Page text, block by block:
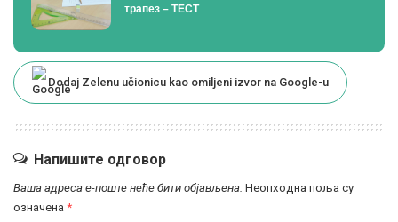
трапез – ТЕСТ
Dodaj Zelenu učionicu kao omiljeni izvor na Google-u
Напишите одговор
Ваша адреса е-поште неће бити објављена. Неопходна поља су
означена *